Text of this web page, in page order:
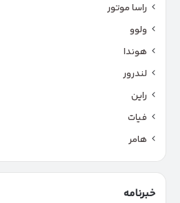
راسا موتور
ولوو
هوندا
لندرور
راین
فیات
هامر
خبرنامه